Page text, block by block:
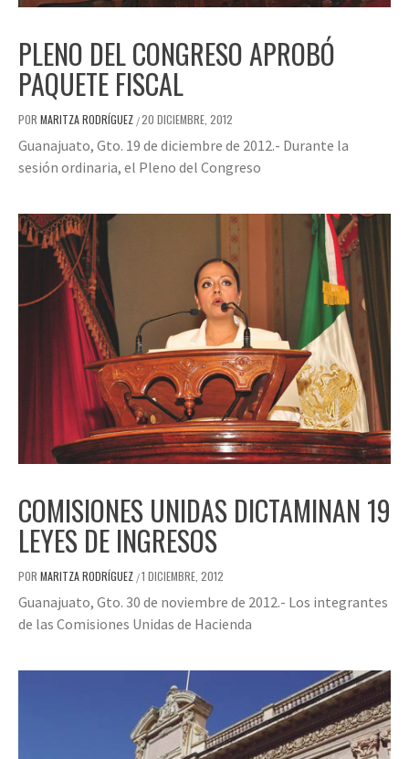
PLENO DEL CONGRESO APROBÓ
PAQUETE FISCAL
POR MARITZA RODRÍGUEZ /20 DICIEMBRE, 2012
Guanajuato, Gto. 19 de diciembre de 2012.- Durante la
sesión ordinaria, el Pleno del Congreso
COMISIONES UNIDAS DICTAMINAN 19
LEYES DE INGRESOS
POR MARITZA RODRÍGUEZ /1 DICIEMBRE, 2012
Guanajuato, Gto. 30 de noviembre de 2012.- Los integrantes
de las Comisiones Unidas de Hacienda